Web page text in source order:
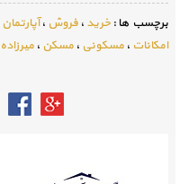
برچسب ها :خرید ،فروش ،آپارتمان
امکانات ،مسکونی ،مسکن ،میرزاده